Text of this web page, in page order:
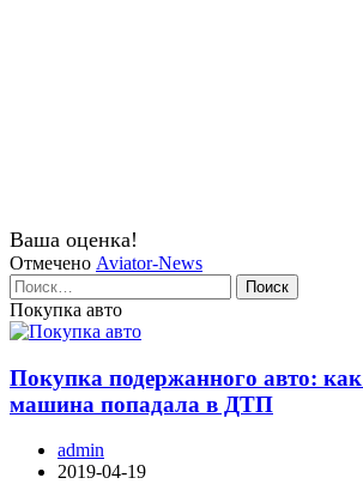
Ваша оценка!
Отмечено Aviator-News
Найти:
Покупка авто
Покупка подержанного авто:
машина попадала в ДТП
admin
2019-04-19